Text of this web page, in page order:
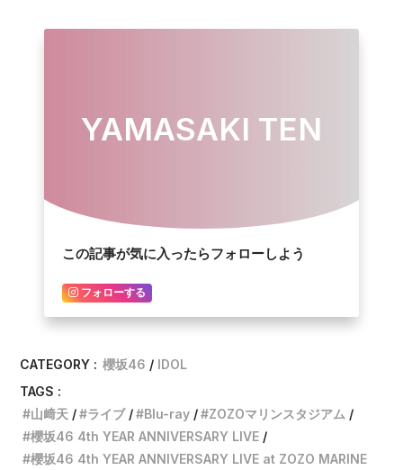
YAMASAKI TEN
この記事が気に入ったらフォローしよう
フォローする
CATEGORY : 櫻坂46
IDOL
TAGS :
山﨑天
ライブ Blu-ray
ZOZOマリンスタジアム
櫻坂46 4th YEAR ANNIVERSARY LIVE
櫻坂46 4th YEAR ANNIVERSARY LIVE at ZOZO MARINE